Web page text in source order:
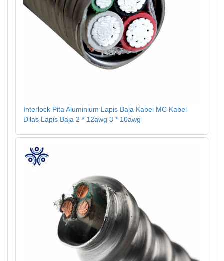
Interlock Pita Aluminium Lapis Baja Kabel MC Kabel
Dilas Lapis Baja 2 * 12awg 3 * 10awg